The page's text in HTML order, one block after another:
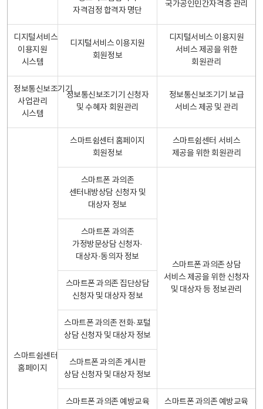
자격검정 합격자 명단
국가공인민간자격증 관리
디지털서비스
이용지원
시스템
디지털서비스 이용지원
회원정보
디지털서비스 이용지원
서비스 제공을 위한
회원관리
정보통신보조기기
사업관리
시스템
정보통신보조기기 신청자
및 수혜자 회원관리
정보통신보조기기 보급
서비스 제공 및 관리
스마트쉼센터
홈페이지
스마트쉼센터 홈페이지
회원정보
스마트쉼센터 서비스
제공을 위한 회원관리
스마트폰 과의존
센터내방상담 신청자 및
대상자 정보
스마트폰 과의존 상담
서비스 제공을 위한 신청자
및 대상자 등 정보관리
스마트폰 과의존
가정방문상담 신청자·
대상자·동의자 정보
스마트폰 과의존 집단상담
신청자 및 대상자 정보
스마트폰 과의존 전화·포털
상담 신청자 및 대상자 정보
스마트폰 과의존 게시판
상담 신청자 및 대상자 정보
스마트폰 과의존 예방교육
스마트폰 과의존 예방교육